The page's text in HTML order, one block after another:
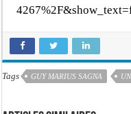
Tags GUY MARIUS SAGNA